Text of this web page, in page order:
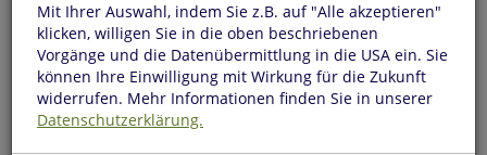
Mit Ihrer Auswahl, indem Sie z.B. auf "Alle akzeptieren"
klicken, willigen Sie in die oben beschriebenen
Vorgänge und die Datenübermittlung in die USA ein. Sie
können Ihre Einwilligung mit Wirkung für die Zukunft
widerrufen. Mehr Informationen finden Sie in unserer
Datenschutzerklärung.
Melden Sie sich jetzt für unseren Newsletter an.
Mit Absenden meiner Daten erkläre ich mich damit
einverstanden, ab sofort den kostenlosen Newsletter der
Buchhandlung an die angegebene E-Mail-Adresse zu
erhalten. Mir ist bewusst, dass ich den Newsletter jederzeit
abbestellen kann, ohne dass mir irgendwelche Nachteile